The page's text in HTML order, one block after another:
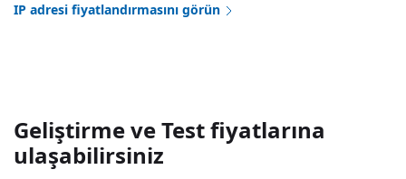
IP adresi fiyatlandırmasını görün
Geliştirme ve Test fiyatlarına
ulaşabilirsiniz